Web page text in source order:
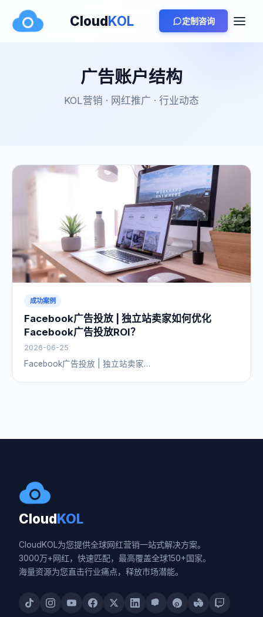
CloudKOL 定制咨询
广告账户结构
KOL营销 · 网红推广 · 行业动态
成功案例
Facebook广告投放 | 独立站卖家如何优化
Facebook广告投放ROI？
2026-06-25
Facebook广告投放 | 独立站卖家…
CloudKOL
CloudKOL为您提供全球网红营销一站式解决方案。
3000万+网红，快速匹配，最高覆盖全球150+国家。
海量资源为您直击行业痛点，释放市场潜能。